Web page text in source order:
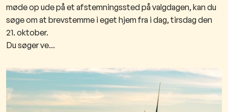
møde op ude på et afstemningssted på valgdagen, kan du
søge om at brevstemme i eget hjem fra i dag, tirsdag den
21. oktober.
Du søger ve...